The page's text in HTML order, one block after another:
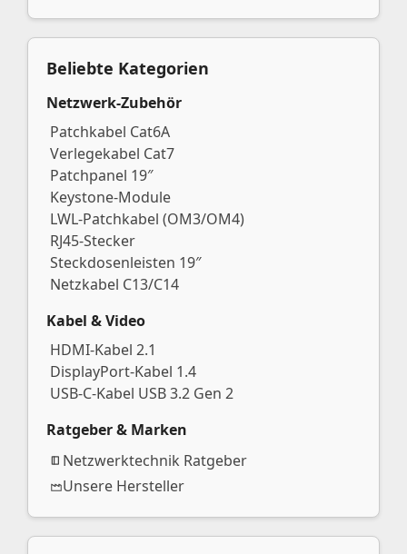
Beliebte Kategorien
Netzwerk-Zubehör
Patchkabel Cat6A
Verlegekabel Cat7
Patchpanel 19″
Keystone-Module
LWL-Patchkabel (OM3/OM4)
RJ45-Stecker
Steckdosenleisten 19″
Netzkabel C13/C14
Kabel & Video
HDMI-Kabel 2.1
DisplayPort-Kabel 1.4
USB-C-Kabel USB 3.2 Gen 2
Ratgeber & Marken
Netzwerktechnik Ratgeber
Unsere Hersteller